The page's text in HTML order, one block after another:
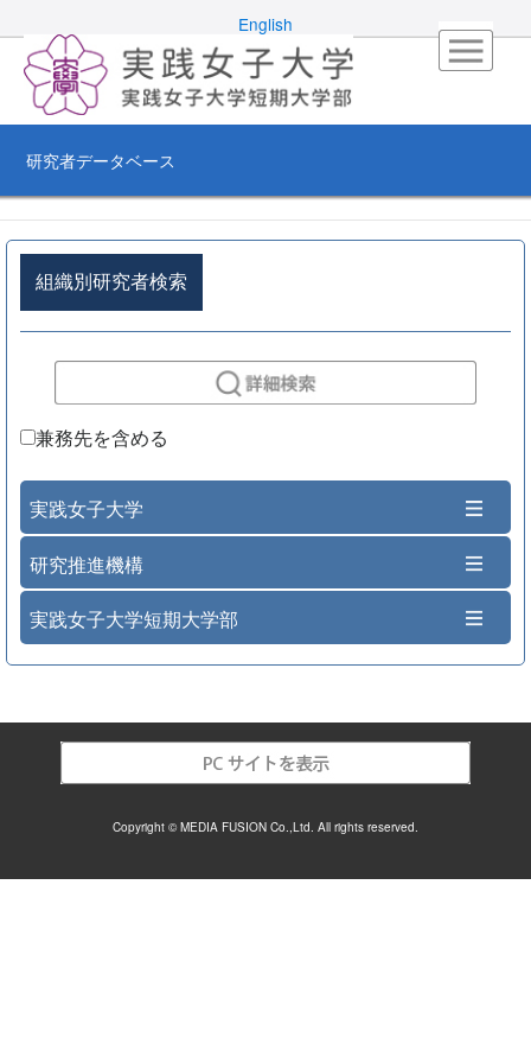
English
研究者データベース
組織別研究者検索
兼務先を含める
実践女子大学
研究推進機構
実践女子大学短期大学部
Copyright © MEDIA FUSION Co.,Ltd. All rights reserved.